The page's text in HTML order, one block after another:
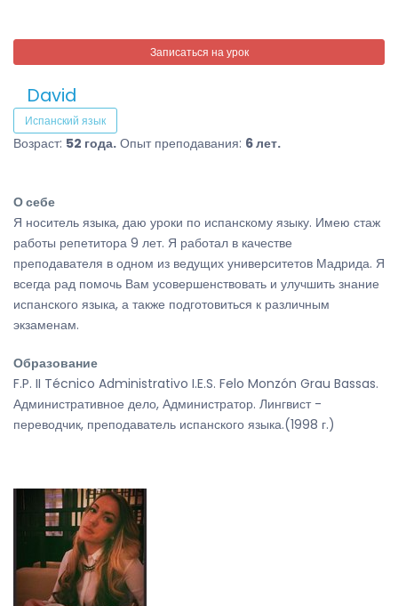
Записаться на урок
David
Испанский язык
Возраст: 52 года. Опыт преподавания: 6 лет.
О себе
Я носитель языка, даю уроки по испанскому языку. Имею стаж
работы репетитора 9 лет. Я работал в качестве
преподавателя в одном из ведущих университетов Мадрида. Я
всегда рад помочь Вам усовершенствовать и улучшить знание
испанского языка, а также подготовиться к различным
экзаменам.
Образование
F.P. II Técnico Administrativo I.E.S. Felo Monzón Grau Bassas.
Административное дело, Администратор. Лингвист -
переводчик, преподаватель испанского языка.(1998 г.)